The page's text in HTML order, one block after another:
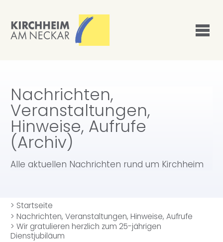
Nachrichten,
Veranstaltungen,
Hinweise, Aufrufe
(Archiv)
Alle aktuellen Nachrichten rund um Kirchheim
> Startseite
> Nachrichten, Veranstaltungen, Hinweise, Aufrufe
> Wir gratulieren herzlich zum 25-jährigen
Dienstjubiläum